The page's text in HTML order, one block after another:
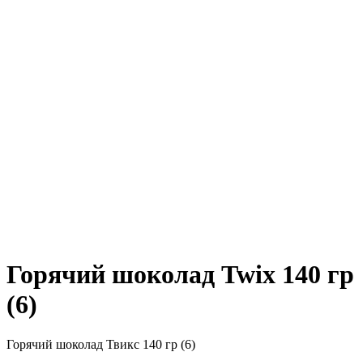
Горячий шоколад Twix 140 гр
(6)
Горячий шоколад Твикс 140 гр (6)